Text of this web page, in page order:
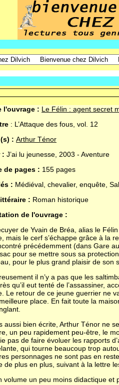
l'ouvrage : Le Félin : agent secret
: L’Attaque des fous, vol. 12
: Arthur Ténor
: J’ai lu jeunesse, 2003 - Aventure
de pages : 155 pages
: Médiéval, chevalier, enquête,
: Roman historique
de l'ouvrage :
de Yvain de Bréa, alias le
mais le cerf s’échappe grâce à la
précédemment (dans Gare
pour se mettre sous sa
pour le plus grand plaisir de son
il n’y a pas que les
qu’il eut tenté de l’assassiner,
Le retour de ce jeune guerrier ne
place. En fait toute la
aussi bien écrite, Arthur Ténor ne
un peu rapidement peu-être, le
pas de faire évoluer les rapports
qui tourne beaucoup trop
personnages ne sont pas en
de plus en plus, suivant à la lettre
volume un peu moins didactique